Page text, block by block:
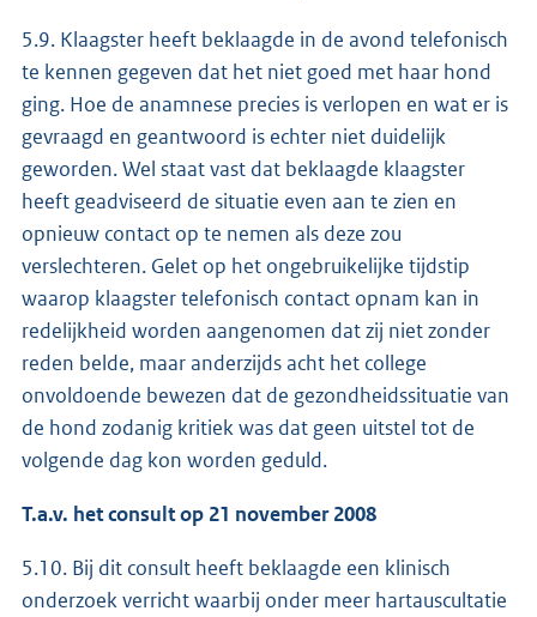
5.9. Klaagster heeft beklaagde in de avond telefonisch
te kennen gegeven dat het niet goed met haar hond
ging. Hoe de anamnese precies is verlopen en wat er is
gevraagd en geantwoord is echter niet duidelijk
geworden. Wel staat vast dat beklaagde klaagster
heeft geadviseerd de situatie even aan te zien en
opnieuw contact op te nemen als deze zou
verslechteren. Gelet op het ongebruikelijke tijdstip
waarop klaagster telefonisch contact opnam kan in
redelijkheid worden aangenomen dat zij niet zonder
reden belde, maar anderzijds acht het college
onvoldoende bewezen dat de gezondheidssituatie van
de hond zodanig kritiek was dat geen uitstel tot de
volgende dag kon worden geduld.
T.a.v. het consult op 21 november 2008
5.10. Bij dit consult heeft beklaagde een klinisch
onderzoek verricht waarbij onder meer hartauscultatie